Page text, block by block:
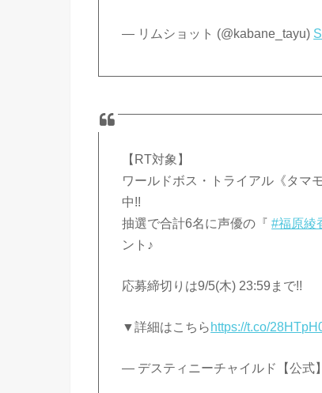
— リムショット (@kabane_tayu)
【RT対象】
ワールドボス・トライアル《タマ
中!!
抽選で合計6名に声優の『#福原綾
ント♪
応募締切りは9/5(木) 23:59まで!!
▼詳細はこちら https://t.co/
— デスティニーチャイルド【公式